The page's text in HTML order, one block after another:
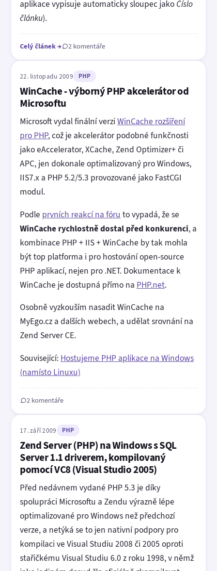
aplikace vypisuje automaticky sloupec jako Číslo
článku).
Celý článek→ 2 komentáře
22. listopadu 2009 PHP
WinCache - výborný PHP akcelerátor od
Microsoftu
Microsoft vydal finální verzi WinCache rozšíření
pro PHP, což je akcelerátor podobné funkčnosti
jako eAccelerator, XCache, Zend Optimizer+ či
APC, jen dokonale optimalizovaný pro Windows,
IIS7.x a PHP 5.2/5.3 provozované jako FastCGI
modul.
Podle prvních reakcí na fóru to vypadá, že se
WinCache rychlostně dostal před konkurenci, a
kombinace PHP + IIS + WinCache by tak mohla
být top platforma i pro hostování open-source
PHP aplikací, nejen pro .NET. Dokumentace k
WinCache je dostupná přímo na PHP.net.
Osobně vyzkouším nasadit WinCache na
MyEgo.cz a dalších webech, a udělat srovnání na
Zend Server CE.
Související: Hostujeme PHP aplikace na Windows
(namísto Linuxu)
2 komentáře
17. září 2009 PHP
Zend Server (PHP) na Windows s SQL
Server 1.1 driverem, kompilovaný
pomocí VC8 (Visual Studio 2005)
Před nedávnem vydané PHP 5.3 je díky
spolupráci Microsoftu a Zendu výrazně lépe
optimalizované pro Windows než předchozí
verze, a netýká se to jen nativní podpory pro
kompilaci ve Visual Studiu 2008 či 2005 oproti
stařičkému Visual Studiu 6.0 z roku 1998, v němž